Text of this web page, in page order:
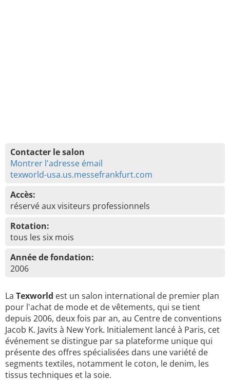
Contacter le salon
Montrer l'adresse émail
texworld-usa.us.messefrankfurt.com
Accès:
réservé aux visiteurs professionnels
Rotation:
tous les six mois
Année de fondation:
2006
La Texworld est un salon international de premier plan
pour l'achat de mode et de vêtements, qui se tient
depuis 2006, deux fois par an, au Centre de conventions
Jacob K. Javits à New York. Initialement lancé à Paris, cet
événement se distingue par sa plateforme unique qui
présente des offres spécialisées dans une variété de
segments textiles, notamment le coton, le denim, les
tissus techniques et la soie.